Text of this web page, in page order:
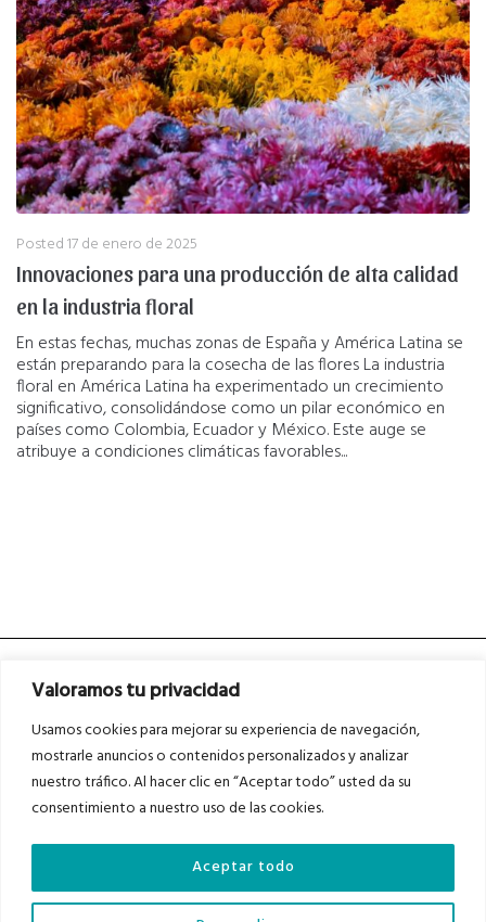
Valoramos tu privacidad
Usamos cookies para mejorar su experiencia de navegación,
mostrarle anuncios o contenidos personalizados y analizar
nuestro tráfico. Al hacer clic en “Aceptar todo” usted da su
consentimiento a nuestro uso de las cookies.
Aceptar todo
Posted17 de enero de 2025
Innovaciones para una producción de alta calidad
en la industria floral
En estas fechas, muchas zonas de España y América Latina se
están preparando para la cosecha de las flores La industria
floral en América Latina ha experimentado un crecimiento
significativo, consolidándose como un pilar económico en
países como Colombia, Ecuador y México. Este auge se
atribuye a condiciones climáticas favorables...
Asociados a
Auditados por